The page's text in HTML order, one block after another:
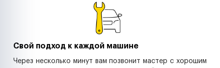
Свой подход к каждой машине
Через несколько минут вам позвонит мастер с хорошим